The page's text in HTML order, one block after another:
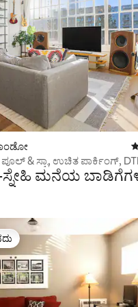
& ಸ್ಪಾ, ಉಚಿತ ಪಾರ್ಕಿಂಗ್,
ಸ್ನೇಹಿ ಮನೆಯ